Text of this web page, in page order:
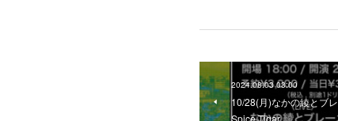
2024.08.03 03:00
10/28(月)なかの綾とブ
Spice Tigar